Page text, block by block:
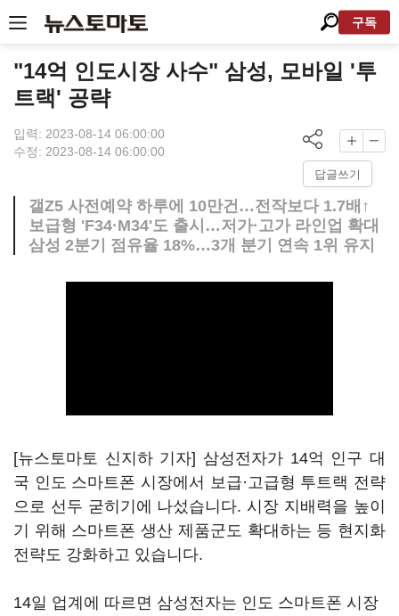
구독
"14억 인도시장 사수" 삼성, 모바일 '투
트랙' 공략
입력: 2023-08-14 06:00:00
수정: 2023-08-14 06:00:00
답글쓰기
갤Z5 사전예약 하루에 10만건…전작보다 1.7배↑
보급형 'F34·M34'도 출시…저가·고가 라인업 확대
삼성 2분기 점유율 18%…3개 분기 연속 1위 유지
[뉴스토마토 신지하 기자] 삼성전자가 14억 인구 대
국 인도 스마트폰 시장에서 보급·고급형 투트랙 전략
으로 선두 굳히기에 나섰습니다. 시장 지배력을 높이
기 위해 스마트폰 생산 제품군도 확대하는 등 현지화
전략도 강화하고 있습니다.
14일 업계에 따르면 삼성전자는 인도 스마트폰 시장